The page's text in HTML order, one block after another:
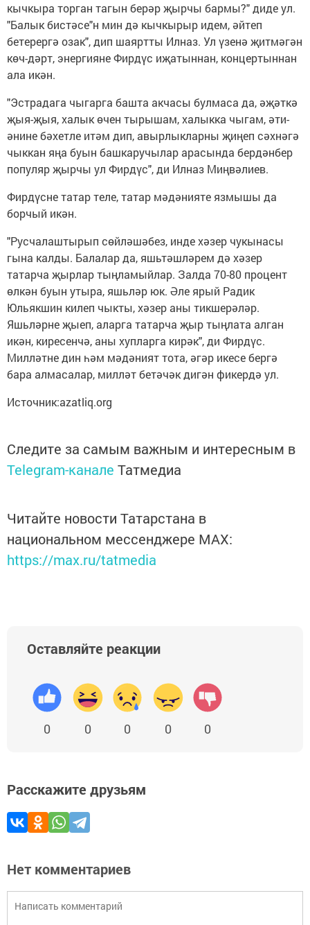
кычкыра торган тагын берәр җырчы бармы?" диде ул.
"Балык бистәсе"н мин дә кычкырыр идем, әйтеп
бетерергә озак", дип шаяртты Илназ. Ул үзенә җитмәгән
көч-дәрт, энергияне Фирдүс иҗатыннан, концертыннан
ала икән.
"Эстрадага чыгарга башта акчасы булмаса да, әҗәткә
җыя-җыя, халык өчен тырышам, халыкка чыгам, әти-
әнине бәхетле итәм дип, авырлыкларны җиңеп сәхнәгә
чыккан яңа буын башкаручылар арасында бердәнбер
популяр җырчы ул Фирдүс", ди Илназ Миңвәлиев.
Фирдүсне татар теле, татар мәдәнияте язмышы да
борчый икән.
"Русчалаштырып сөйләшәбез, инде хәзер чукынасы
гына калды. Балалар да, яшьтәшләрем дә хәзер
татарча җырлар тыңламыйлар. Залда 70-80 процент
өлкән буын утыра, яшьләр юк. Әле ярый Радик
Юльякшин килеп чыкты, хәзер аны тикшерәләр.
Яшьләрне җыеп, аларга татарча җыр тыңлата алган
икән, киресенчә, аны хупларга кирәк", ди Фирдүс.
Милләтне дин һәм мәдәният тота, әгәр икесе бергә
бара алмасалар, милләт бетәчәк дигән фикердә ул.
Источник:azatliq.org
Следите за самым важным и интересным в
Telegram-канале Татмедиа
Читайте новости Татарстана в
национальном мессенджере MАХ:
https://max.ru/tatmedia
Оставляйте реакции
0 0 0 0 0
Расскажите друзьям
Нет комментариев